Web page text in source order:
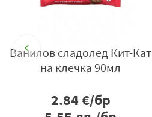
Ванилов сладолед Кит-Кат
на клечка 90мл
2.84€/бр